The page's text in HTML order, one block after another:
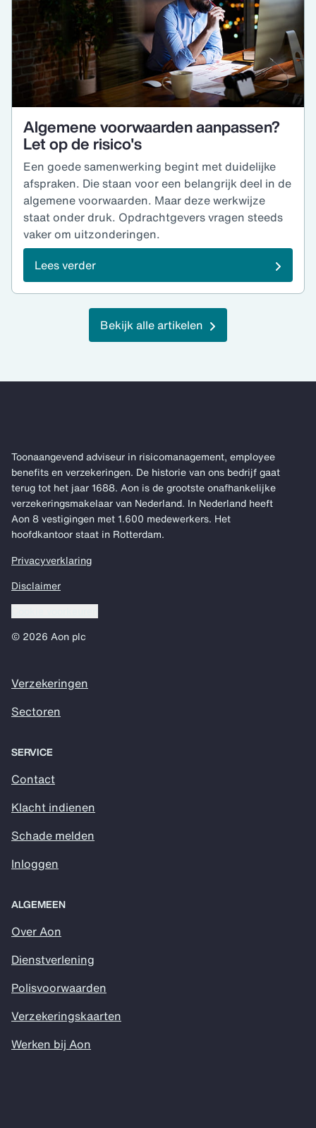
Algemene voorwaarden aanpassen?
Let op de risico's
Een goede samenwerking begint met duidelijke
afspraken. Die staan voor een belangrijk deel in de
algemene voorwaarden. Maar deze werkwijze
staat onder druk. Opdrachtgevers vragen steeds
vaker om uitzonderingen.
Lees verder
Bekijk alle artikelen
Toonaangevend adviseur in risicomanagement, employee
benefits en verzekeringen. De historie van ons bedrijf gaat
terug tot het jaar 1688. Aon is de grootste onafhankelijke
verzekeringsmakelaar van Nederland. In Nederland heeft
Aon 8 vestigingen met 1.600 medewerkers. Het
hoofdkantoor staat in Rotterdam.
Privacyverklaring
Disclaimer
© 2026 Aon plc
Verzekeringen
Sectoren
SERVICE
Contact
Klacht indienen
Schade melden
Inloggen
ALGEMEEN
Over Aon
Dienstverlening
Polisvoorwaarden
Verzekeringskaarten
Werken bij Aon